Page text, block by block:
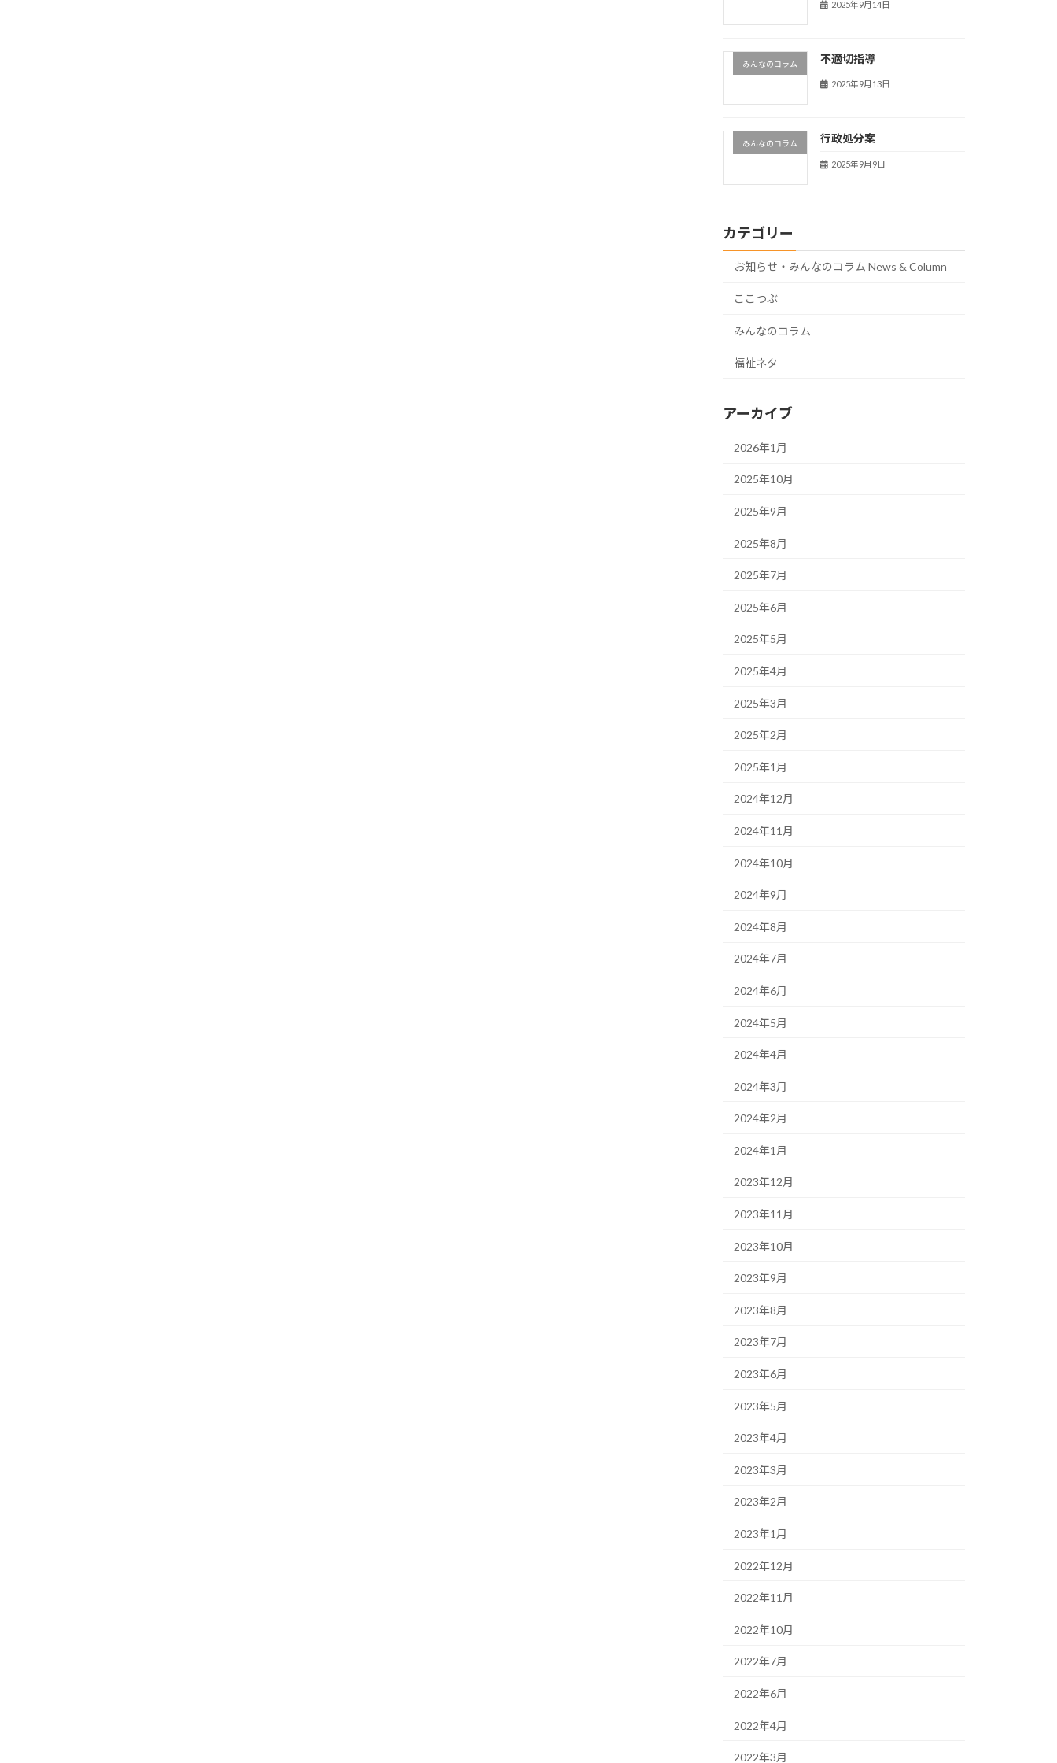
2025年9月14日
みんなのコラム 不適切指導
2025年9月13日
みんなのコラム 行政処分案
2025年9月9日
カテゴリー
お知らせ・みんなのコラム News & Column
ここつぶ
みんなのコラム
福祉ネタ
アーカイブ
2026年1月
2025年10月
2025年9月
2025年8月
2025年7月
2025年6月
2025年5月
2025年4月
2025年3月
2025年2月
2025年1月
2024年12月
2024年11月
2024年10月
2024年9月
2024年8月
2024年7月
2024年6月
2024年5月
2024年4月
2024年3月
2024年2月
2024年1月
2023年12月
2023年11月
2023年10月
2023年9月
2023年8月
2023年7月
2023年6月
2023年5月
2023年4月
2023年3月
2023年2月
2023年1月
2022年12月
2022年11月
2022年10月
2022年7月
2022年6月
2022年4月
2022年3月